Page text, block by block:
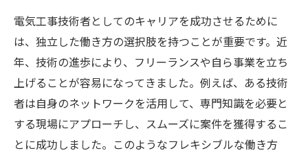
電気工事技術者としてのキャリアを成功させるために
は、独立した働き方の選択肢を持つことが重要です。近
年、技術の進歩により、フリーランスや自ら事業を立ち
上げることが容易になってきました。例えば、ある技術
者は自身のネットワークを活用して、専門知識を必要と
する現場にアプローチし、スムーズに案件を獲得するこ
とに成功しました。このようなフレキシブルな働き方